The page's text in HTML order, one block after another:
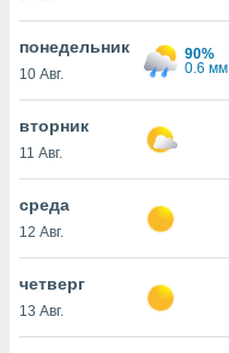
нашей
cookie
cookie
в
нашего
понедельник
10 Авг.
90%
0.6 мм
вторник
11 Авг.
среда
12 Авг.
четверг
13 Авг.